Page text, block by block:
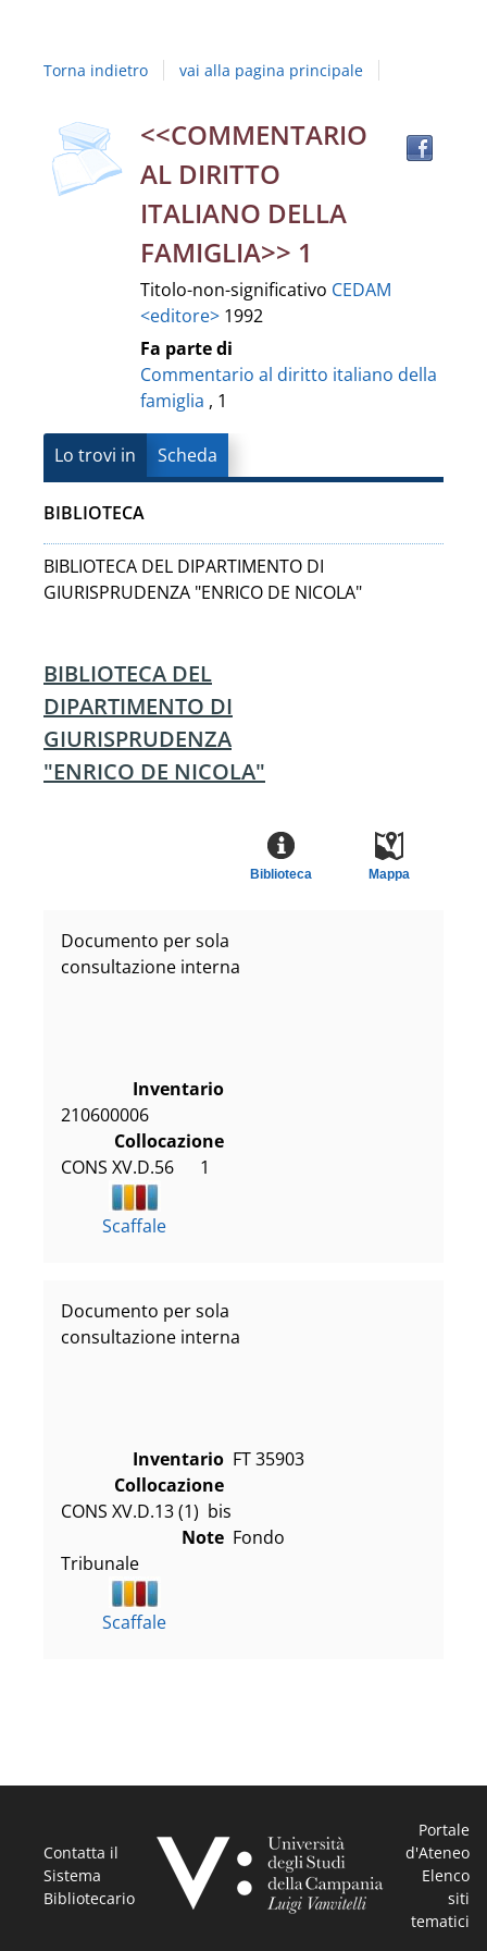
Campania
"Luigi
Vanvitelli"
Torna indietro vai alla pagina principale
Dettaglio
del
documento
<<COMMENTARIO
AL DIRITTO
ITALIANO DELLA
FAMIGLIA>> 1
Titolo-non-significativo CEDAM
<editore> 1992
Fa parte di
Commentario al diritto italiano della
famiglia , 1
Lo trovi in Scheda
BIBLIOTECA
BIBLIOTECA DEL DIPARTIMENTO DI
GIURISPRUDENZA "ENRICO DE NICOLA"
BIBLIOTECA DEL
DIPARTIMENTO DI
GIURISPRUDENZA
"ENRICO DE NICOLA"
Mappa
Biblioteca
Documento per sola
consultazione interna
Inventario
210600006
Collocazione
CONS XV.D.56      1
Scaffale
Documento per sola
consultazione interna
Inventario FT 35903
Collocazione
CONS XV.D.13 (1)  bis
Note Fondo
Tribunale
Scaffale
Contatta il
Sistema
Bibliotecario
Portale
d'Ateneo
Elenco
siti
tematici